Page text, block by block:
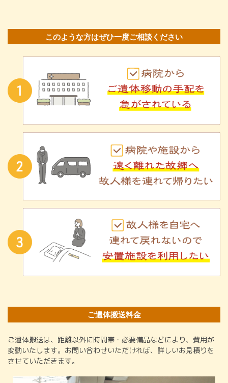
このような方はぜひ一度ご相談ください
ご遺体搬送料金
ご遺体搬送は、距離以外に時間帯・必要備品などにより、費用が
変動いたします。お問い合わせいただければ、詳しいお見積りを
させていただきます。